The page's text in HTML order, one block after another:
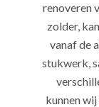
renoveren
zolder,
vanaf de
stukwerk,
kunnen